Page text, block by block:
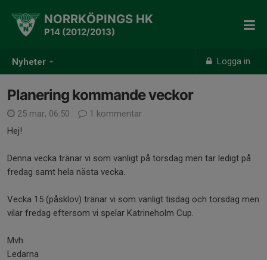
Nyheter Logga in
NORRKÖPINGS HK
P14 (2012/2013)
Planering kommande veckor
25 mar, 06:50
1 kommentar
Hej!
Denna vecka tränar vi som vanligt på torsdag men tar ledigt på
fredag samt hela nästa vecka.
Vecka 15 (påsklov) tränar vi som vanligt tisdag och torsdag men
vilar fredag eftersom vi spelar Katrineholm Cup.
Mvh
Ledarna